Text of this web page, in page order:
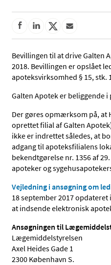
Bevillingen til at drive Galten
2018. Bevillingen er opslået
apoteksvirksomhed § 15, stk.
Galten Apotek er beliggende
Der gøres opmærksom på, at
oprettet filial af Galten
ikke er indrettet således, at
adgang til apoteksfilialens
bekendtgørelse nr. 1356 af
apoteker og
Vejledning i ansøgning om
18 september 2017
at indsende elektronisk
Ansøgningen til
Lægemiddelstyrelsen
Axel Heides Gade 1
2300 København S.